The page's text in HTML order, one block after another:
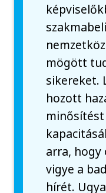
mögött
sikereket.
hozott
arra,
vigye a
hírét.